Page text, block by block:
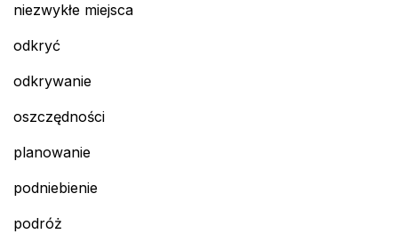
niezwykłe miejsca
odkryć
odkrywanie
oszczędności
planowanie
podniebienie
podróż